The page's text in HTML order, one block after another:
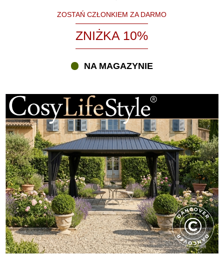
ZOSTAŃ CZŁONKIEM ZA DARMO
ZNIŻKA 10%
NA MAGAZYNIE